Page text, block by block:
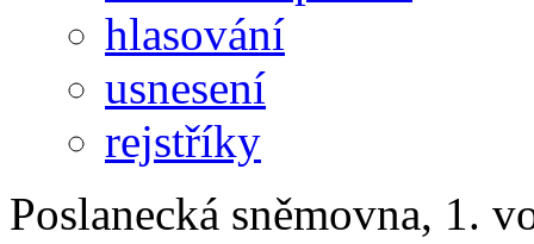
hlasování
usnesení
rejstříky
Poslanecká sněmovna, 1.